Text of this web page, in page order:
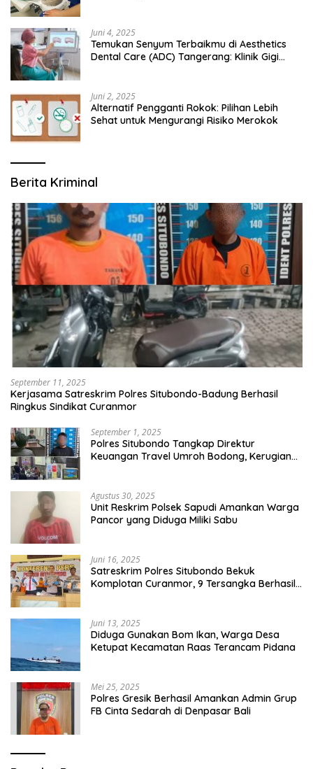
Juni 4, 2025
Temukan Senyum Terbaikmu di Aesthetics
Dental Care (ADC) Tangerang: Klinik Gigi
Juni 2, 2025
Alternatif Pengganti Rokok: Pilihan Lebih
Sehat untuk Mengurangi Risiko Merokok
Berita Kriminal
September 11, 2025
Kerjasama Satreskrim Polres Situbondo-Badung Berhasil
Ringkus Sindikat Curanmor
September 1, 2025
Polres Situbondo Tangkap Direktur
Keuangan Travel Umroh Bodong, Kerugian
Agustus 30, 2025
Unit Reskrim Polsek Sapudi Amankan Warga
Pancor yang Diduga Miliki Sabu
Juni 16, 2025
Satreskrim Polres Situbondo Bekuk
Komplotan Curanmor, 9 Tersangka Berhasil
Juni 13, 2025
Diduga Gunakan Bom Ikan, Warga Desa
Ketupat Kecamatan Raas Terancam Pidana
Mei 25, 2025
Polres Gresik Berhasil Amankan Admin Grup
FB Cinta Sedarah di Denpasar Bali